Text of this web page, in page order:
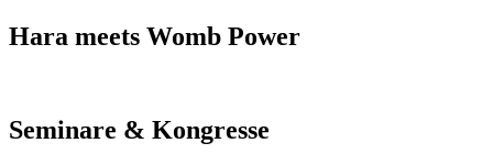
Hara meets Womb Power
Seminare & Kongresse